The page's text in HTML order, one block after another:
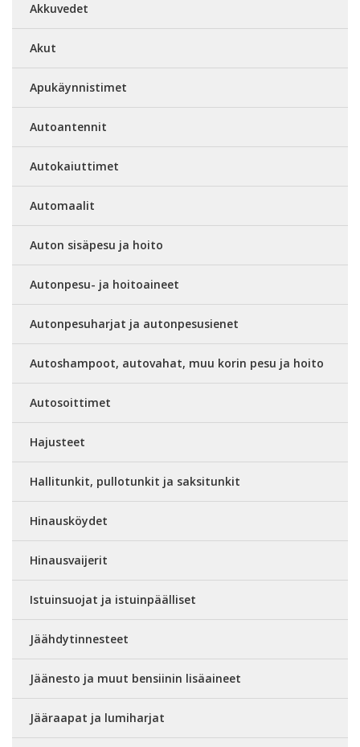
Akkuvedet
Akut
Apukäynnistimet
Autoantennit
Autokaiuttimet
Automaalit
Auton sisäpesu ja hoito
Autonpesu- ja hoitoaineet
Autonpesuharjat ja autonpesusienet
Autoshampoot, autovahat, muu korin pesu ja hoito
Autosoittimet
Hajusteet
Hallitunkit, pullotunkit ja saksitunkit
Hinausköydet
Hinausvaijerit
Istuinsuojat ja istuinpäälliset
Jäähdytinnesteet
Jäänesto ja muut bensiinin lisäaineet
Jääraapat ja lumiharjat